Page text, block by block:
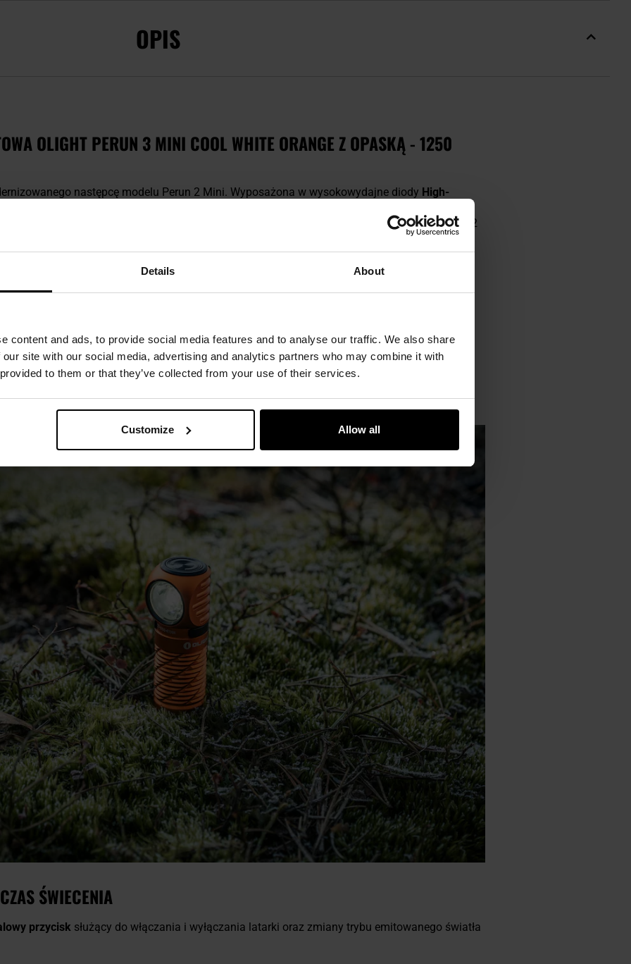
Details About
content and ads, to provide social media features and to analyse our traffic. We also share
site with our social media, advertising and analytics partners who may combine it with
to them or that they’ve collected from your use of their services.
Customize Allow all
OPIS
OLIGHT PERUN 3 MINI COOL WHITE ORANGE Z OPASKĄ - 1250
następcę modelu Perun 2 Mini. Wyposażona w wysokowydajne diody High-
. W trybie minimalnym (2
opaska na głowę wykonana z trwałej
, która zapewnia optymalną cyrkulację
jako latarki czołowej.
LOTNICZE, NORMA IPX-8, ODPORNOŚĆ NA UPADKI
fakturzewykonano z aluminium lotniczego A6061-T6pokrytego twardąanodyzacją
zsystemem uszczeleksprawia, że latarka spełnia wysoką klasę
1,5 metra.
ŚWIECENIA
przycisk służący do włączania i wyłączania latarki oraz zmiany trybu emitowanego światła